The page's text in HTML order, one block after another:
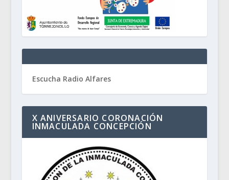
Escucha Radio Alfares
X ANIVERSARIO CORONACIÓN
INMACULADA CONCEPCIÓN